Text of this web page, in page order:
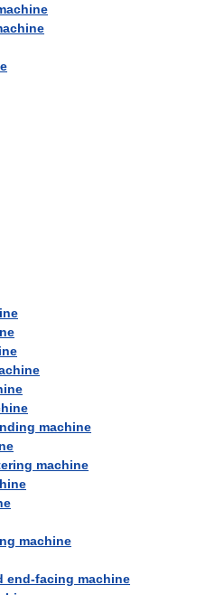
machine
machine
machine
end-facing machine